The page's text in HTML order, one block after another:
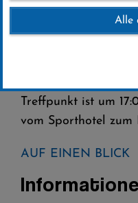
16.MAI 2025 -
Treffpunkt ist um
vom Sporthotel zum
AUF EINEN BLICK
Alle